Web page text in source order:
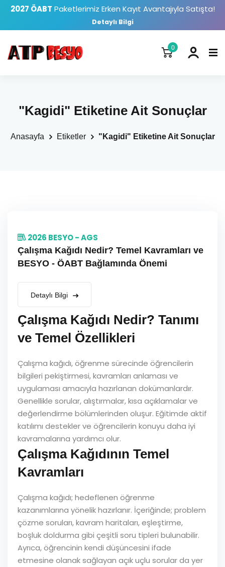
2027 ÖABT Paketlerimiz Erken Kayıt Avantajıyla Satışta!
Detaylı Bilgi
0
"Kagidi" Etiketine Ait Sonuçlar
Anasayfa Etiketler "Kagidi" Etiketine Ait Sonuçlar
2026 BESYO - AGS
Çalışma Kağıdı Nedir? Temel Kavramları ve
BESYO - ÖABT Bağlamında Önemi
Detaylı Bilgi
Çalışma Kağıdı Nedir? Tanımı
ve Temel Özellikleri
Çalışma kağıdı, öğrenme sürecinde öğrencilerin
bilgileri pekiştirmesi, kavramları anlaması ve
uygulaması amacıyla hazırlanan dokümanlardır.
Genellikle sorular, alıştırmalar, kısa açıklamalar ve
değerlendirme bölümlerinden oluşur. Eğitimde aktif
katılımı destekler ve öğrencilerin konuyu daha iyi
kavramalarına yardımcı olur.
Çalışma Kağıdının Temel
Kavramları
Çalışma kağıdı; hedeflenen öğrenme
kazanımlarına yönelik hazırlanır. İçeriğinde; problem
çözme soruları, kavram haritaları, eşleştirme,
boşluk doldurma gibi çeşitli soru tipleri bulunabilir.
Ayrıca, öğrencinin kendi düşüncesini ifade
etmesine olanak sağlayan açık uçlu sorular da yer